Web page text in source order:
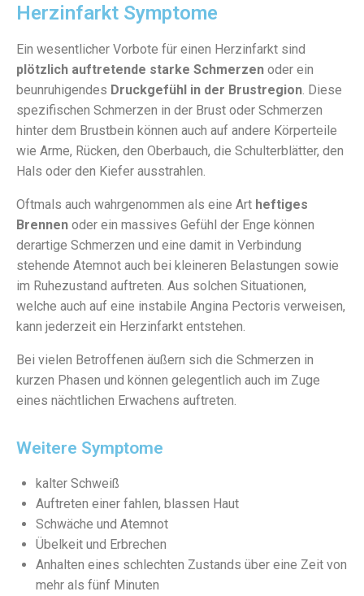
Herzinfarkt Symptome
Ein wesentlicher Vorbote für einen Herzinfarkt sind
plötzlich auftretende starke Schmerzen oder ein
beunruhigendes Druckgefühl in der Brustregion. Diese
spezifischen Schmerzen in der Brust oder Schmerzen
hinter dem Brustbein können auch auf andere Körperteile
wie Arme, Rücken, den Oberbauch, die Schulterblätter, den
Hals oder den Kiefer ausstrahlen.
Oftmals auch wahrgenommen als eine Art heftiges
Brennen oder ein massives Gefühl der Enge können
derartige Schmerzen und eine damit in Verbindung
stehende Atemnot auch bei kleineren Belastungen sowie
im Ruhezustand auftreten. Aus solchen Situationen,
welche auch auf eine instabile Angina Pectoris verweisen,
kann jederzeit ein Herzinfarkt entstehen.
Bei vielen Betroffenen äußern sich die Schmerzen in
kurzen Phasen und können gelegentlich auch im Zuge
eines nächtlichen Erwachens auftreten.
Weitere Symptome
kalter Schweiß
Auftreten einer fahlen, blassen Haut
Schwäche und Atemnot
Übelkeit und Erbrechen
Anhalten eines schlechten Zustands über eine Zeit von
mehr als fünf Minuten